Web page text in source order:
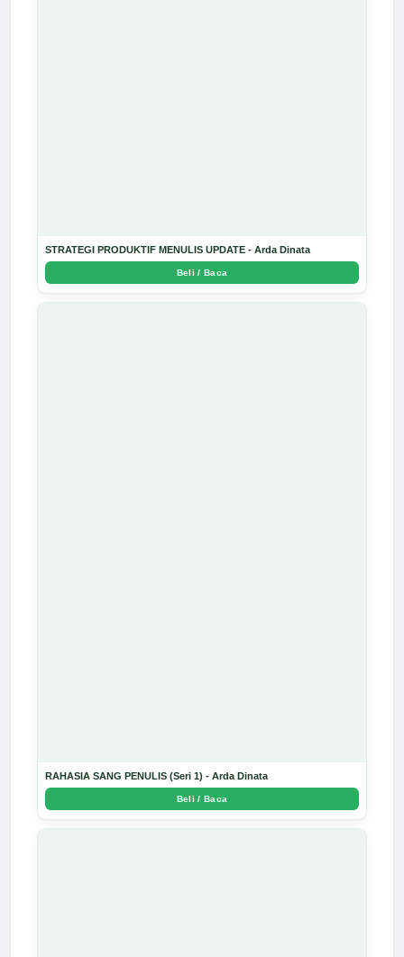
STRATEGI PRODUKTIF MENULIS UPDATE - Arda Dinata
Beli / Baca
RAHASIA SANG PENULIS (Seri 1) - Arda Dinata
Beli / Baca